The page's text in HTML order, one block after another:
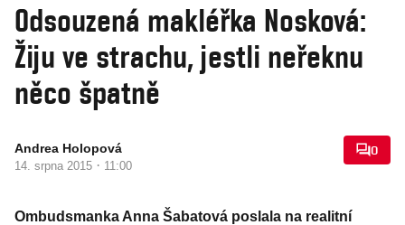
Odsouzená makléřka Nosková:
Žiju ve strachu, jestli neřeknu
něco špatně
Andrea Holopová
14. srpna 2015 · 11:00
0
Ombudsmanka Anna Šabatová poslala na realitní